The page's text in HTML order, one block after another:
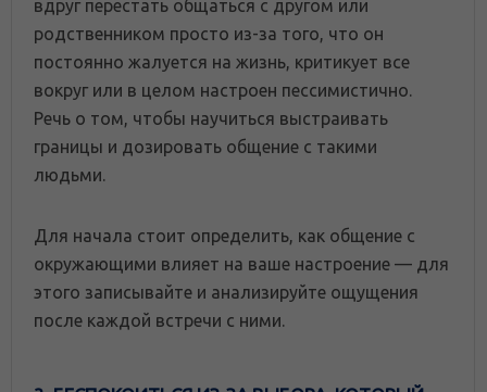
вдруг перестать общаться с другом или
родственником просто из-за того, что он
постоянно жалуется на жизнь, критикует все
вокруг или в целом настроен пессимистично.
Речь о том, чтобы научиться выстраивать
границы и дозировать общение с такими
людьми.
Для начала стоит определить, как общение с
окружающими влияет на ваше настроение — для
этого записывайте и анализируйте ощущения
после каждой встречи с ними.